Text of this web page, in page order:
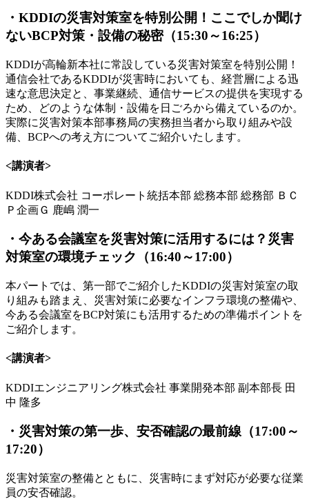
・KDDIの災害対策室を特別公開！ここでしか聞け
ないBCP対策・設備の秘密（15:30～16:25）
KDDIが高輪新本社に常設している災害対策室を特別公開！
通信会社であるKDDIが災害時においても、経営層による迅
速な意思決定と、事業継続、通信サービスの提供を実現する
ため、どのような体制・設備を日ごろから備えているのか。
実際に災害対策本部事務局の実務担当者から取り組みや設
備、BCPへの考え方についてご紹介いたします。
<講演者>
KDDI株式会社 コーポレート統括本部 総務本部 総務部 ＢＣ
Ｐ企画Ｇ 鹿嶋 潤一
・今ある会議室を災害対策に活用するには？災害
対策室の環境チェック（16:40～17:00）
本パートでは、第一部でご紹介したKDDIの災害対策室の取
り組みも踏まえ、災害対策に必要なインフラ環境の整備や、
今ある会議室をBCP対策にも活用するための準備ポイントを
ご紹介します。
<講演者>
KDDIエンジニアリング株式会社 事業開発本部 副本部長 田
中 隆多
・災害対策の第一歩、安否確認の最前線（17:00～
17:20）
災害対策室の整備とともに、災害時にまず対応が必要な従業
員の安否確認。